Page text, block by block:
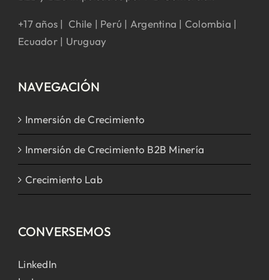
+17 años | Chile | Perú | Argentina | Colombia |
Ecuador | Uruguay
NAVEGACIÓN
Inmersión de Crecimiento
Inmersión de Crecimiento B2B Minería
Crecimiento Lab
CONVERSEMOS
LinkedIn